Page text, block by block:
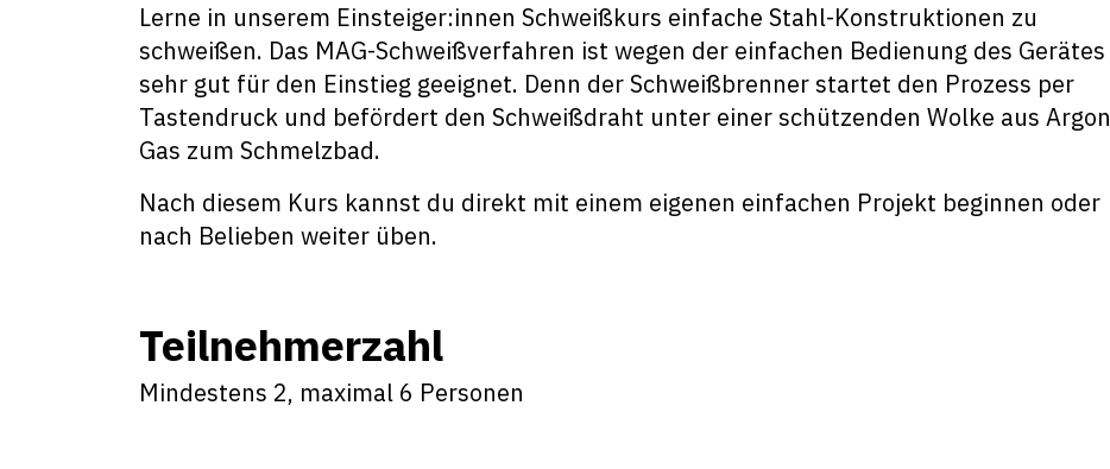
Lerne in unserem Einsteiger:innen Schweißkurs einfache Stahl-Konstruktionen zu
schweißen. Das MAG-Schweißverfahren ist wegen der einfachen Bedienung des Gerätes
sehr gut für den Einstieg geeignet. Denn der Schweißbrenner startet den Prozess per
Tastendruck und befördert den Schweißdraht unter einer schützenden Wolke aus Argon
Gas zum Schmelzbad.
Nach diesem Kurs kannst du direkt mit einem eigenen einfachen Projekt beginnen oder
nach Belieben weiter üben.
Teilnehmerzahl
Mindestens 2, maximal 6 Personen